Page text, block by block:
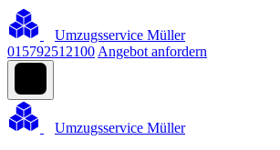
Umzugsservice Müller
015792512100 Angebot anfordern
Umzugsservice Müller